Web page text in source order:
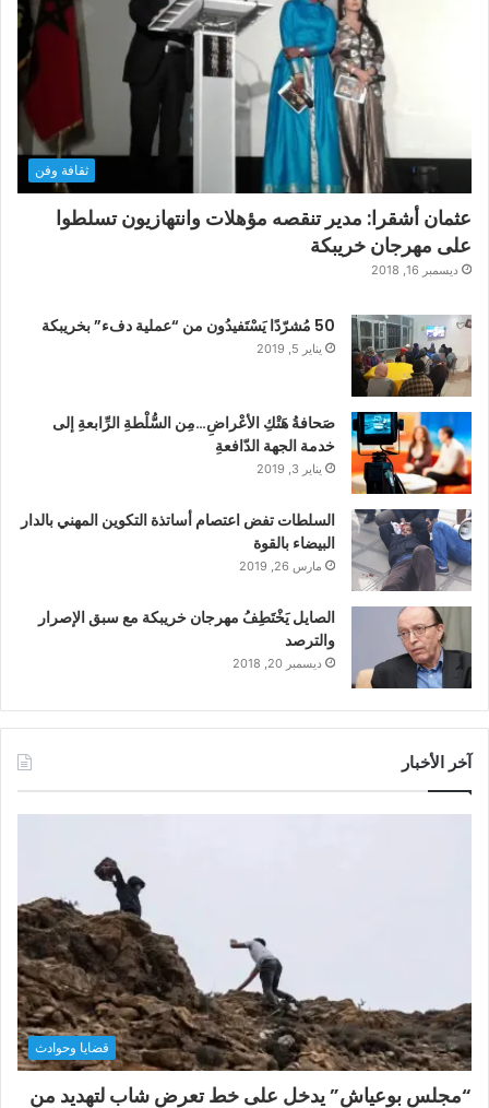
ثقافة وفن
عثمان أشقرا: مدير تنقصه مؤهلات وانتهازيون تسلطوا
على مهرجان خريبكة
ديسمبر 16, 2018
50 مُشرّدًا يَسْتَفيدُون من “عملية دفء” بخريبكة
يناير 5, 2019
صَحافةُ هَتْكِ الأعْراضِ…مِن السُّلْطةِ الرِّابعةِ إلى
خدمة الجهة الدّافعةِ
يناير 3, 2019
السلطات تفض اعتصام أساتذة التكوين المهني بالدار
البيضاء بالقوة
مارس 26, 2019
الصايل يَخْتَطِفُ مهرجان خريبكة مع سبق الإصرار
والترصد
ديسمبر 20, 2018
آخر الأخبار
قضايا وحوادث
“مجلس بوعياش” يدخل على خط تعرض شاب لتهديد من